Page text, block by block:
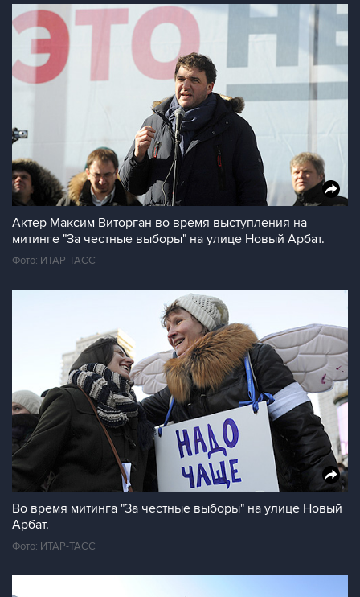
Актер Максим Виторган во время выступления на
митинге "За честные выборы" на улице Новый Арбат.
Фото: ИТАР-ТАСС
Во время митинга "За честные выборы" на улице Новый
Арбат.
Фото: ИТАР-ТАСС